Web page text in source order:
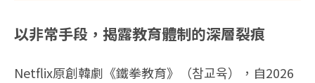
以非常手段，揭露教育體制的深層裂痕
Netflix原創韓劇《鐵拳教育》（참교육），自2026